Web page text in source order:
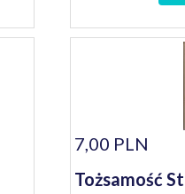
7,00 PLN
Tożsamość